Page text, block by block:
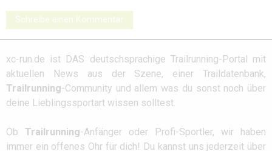
Schreibe einen Kommentar
xc-run.de ist DAS deutschsprachige Trailrunning-Portal mit
aktuellen News aus der Szene, einer Traildatenbank,
Trailrunning-Community und allem was du sonst noch über
deine Lieblingssportart wissen solltest.
Ob Trailrunning-Anfänger oder Profi-Sportler, wir haben
immer ein offenes Ohr für dich! Du kannst uns jederzeit über